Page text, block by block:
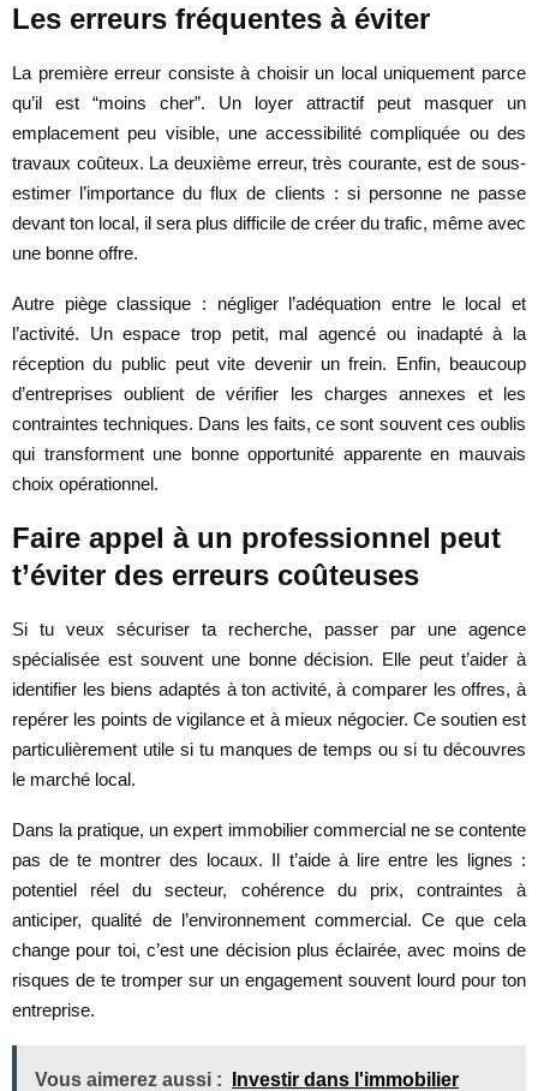
Les erreurs fréquentes à éviter
La première erreur consiste à choisir un local uniquement parce
qu’il est “moins cher”. Un loyer attractif peut masquer un
emplacement peu visible, une accessibilité compliquée ou des
travaux coûteux. La deuxième erreur, très courante, est de sous-
estimer l’importance du flux de clients : si personne ne passe
devant ton local, il sera plus difficile de créer du trafic, même avec
une bonne offre.
Autre piège classique : négliger l’adéquation entre le local et
l’activité. Un espace trop petit, mal agencé ou inadapté à la
réception du public peut vite devenir un frein. Enfin, beaucoup
d’entreprises oublient de vérifier les charges annexes et les
contraintes techniques. Dans les faits, ce sont souvent ces oublis
qui transforment une bonne opportunité apparente en mauvais
choix opérationnel.
Faire appel à un professionnel peut
t’éviter des erreurs coûteuses
Si tu veux sécuriser ta recherche, passer par une agence
spécialisée est souvent une bonne décision. Elle peut t’aider à
identifier les biens adaptés à ton activité, à comparer les offres, à
repérer les points de vigilance et à mieux négocier. Ce soutien est
particulièrement utile si tu manques de temps ou si tu découvres
le marché local.
Dans la pratique, un expert immobilier commercial ne se contente
pas de te montrer des locaux. Il t’aide à lire entre les lignes :
potentiel réel du secteur, cohérence du prix, contraintes à
anticiper, qualité de l’environnement commercial. Ce que cela
change pour toi, c’est une décision plus éclairée, avec moins de
risques de te tromper sur un engagement souvent lourd pour ton
entreprise.
Vous aimerez aussi :
Investir dans l'immobilier